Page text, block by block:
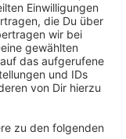
Morgen
sind
die
St.
1 +